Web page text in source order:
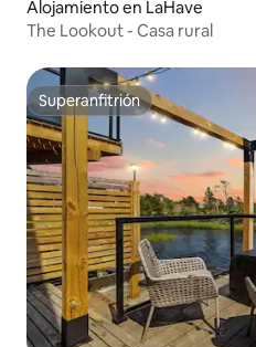
Alojamiento en LaHave
The Lookout - Casa rural
Superanfitrión
Superanfitrión